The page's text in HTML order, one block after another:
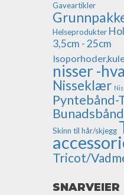
Gaveartikler
Helseprodukter
3,5cm - 25cm
nisser -
Nisseklær
Pyntebånd-
Bunadsbånd
Skinn til hår/skjegg
Tricot/
SNARVEIER